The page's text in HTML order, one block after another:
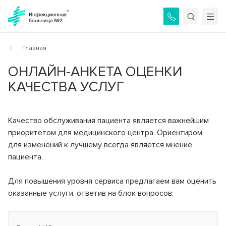
Главная
ОНЛАЙН-АНКЕТА ОЦЕНКИ
КАЧЕСТВА УСЛУГ
Качество обслуживания пациента является важнейшим
приоритетом для медицинского центра. Ориентиром
для изменений к лучшему всегда является мнение
пациента.
Для повышения уровня сервиса предлагаем вам оценить
оказанные услуги, ответив на блок вопросов:
Назад
О БОЛЬНИЦЕ
Общая информация
Специалисты
Режим работы
Назад
ОТДЕЛЕНИЯ
Приёмное отделение
Инфекционное отделение №1
Стационарное лечение инфекционных болезней
Инфекционное отделение №2
Стационарное лечение инфекционных болезней
Инфекционное отделение №3
Стационарное лечение инфекционных болезней
Назад
УСЛУГИ
Услуги ОМС
Дополнительные услуги
Назад
ПАЦИЕНТАМ
Как связаться с врачами?
Справочник пациента
Отзывы пациентов